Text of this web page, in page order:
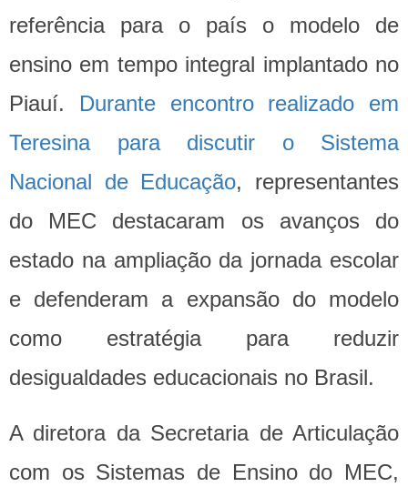
referência para o país o modelo de
ensino em tempo integral implantado no
Piauí. Durante encontro realizado em
Teresina para discutir o Sistema
Nacional de Educação, representantes
do MEC destacaram os avanços do
estado na ampliação da jornada escolar
e defenderam a expansão do modelo
como estratégia para reduzir
desigualdades educacionais no Brasil.
A diretora da Secretaria de Articulação
com os Sistemas de Ensino do MEC,